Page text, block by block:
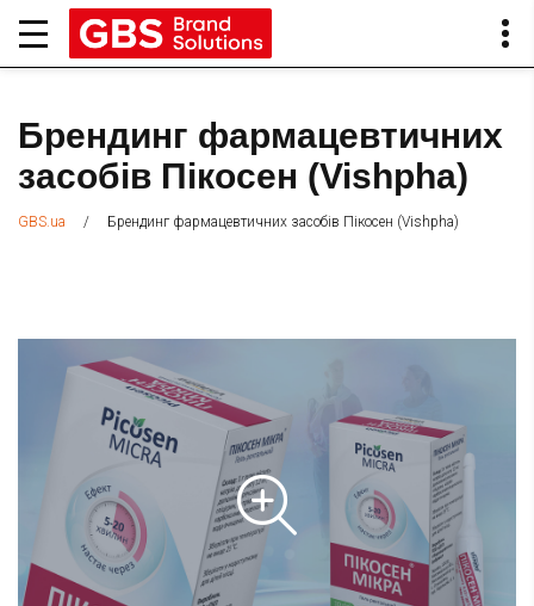
Брендинг фармацевтичних
засобів Пікосен (Vishpha)
GBS.ua / Брендинг фармацевтичних засобів Пікосен (Vishpha)